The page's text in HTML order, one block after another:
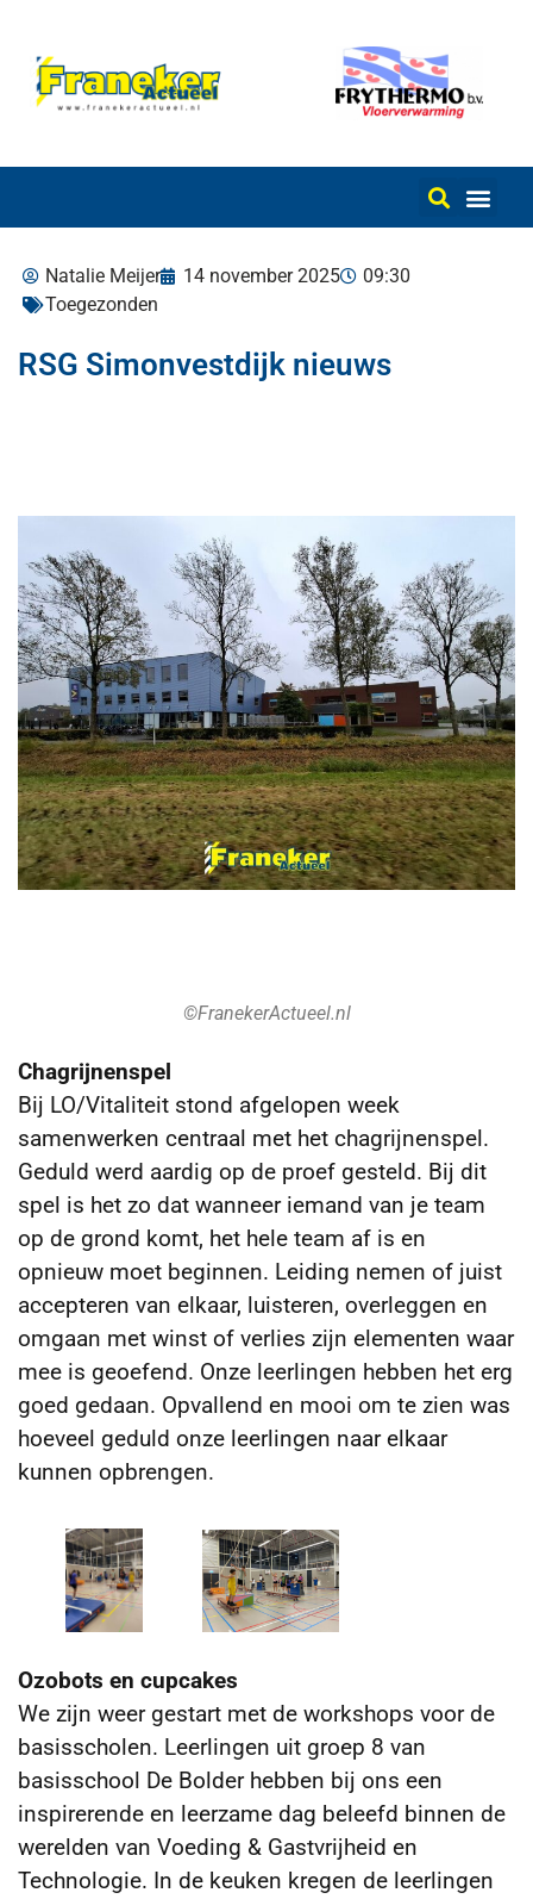
Natalie Meijer 14 november 2025
09:30
Toegezonden
RSG Simonvestdijk nieuws
©FranekerActueel.nl
Chagrijnenspel
Bij LO/Vitaliteit stond afgelopen week
samenwerken centraal met het chagrijnenspel.
Geduld werd aardig op de proef gesteld. Bij dit
spel is het zo dat wanneer iemand van je team
op de grond komt, het hele team af is en
opnieuw moet beginnen. Leiding nemen of juist
accepteren van elkaar, luisteren, overleggen en
omgaan met winst of verlies zijn elementen waar
mee is geoefend. Onze leerlingen hebben het erg
goed gedaan. Opvallend en mooi om te zien was
hoeveel geduld onze leerlingen naar elkaar
kunnen opbrengen.
Ozobots en cupcakes
We zijn weer gestart met de workshops voor de
basisscholen. Leerlingen uit groep 8 van
basisschool De Bolder hebben bij ons een
inspirerende en leerzame dag beleefd binnen de
werelden van Voeding & Gastvrijheid en
Technologie. In de keuken kregen de leerlingen